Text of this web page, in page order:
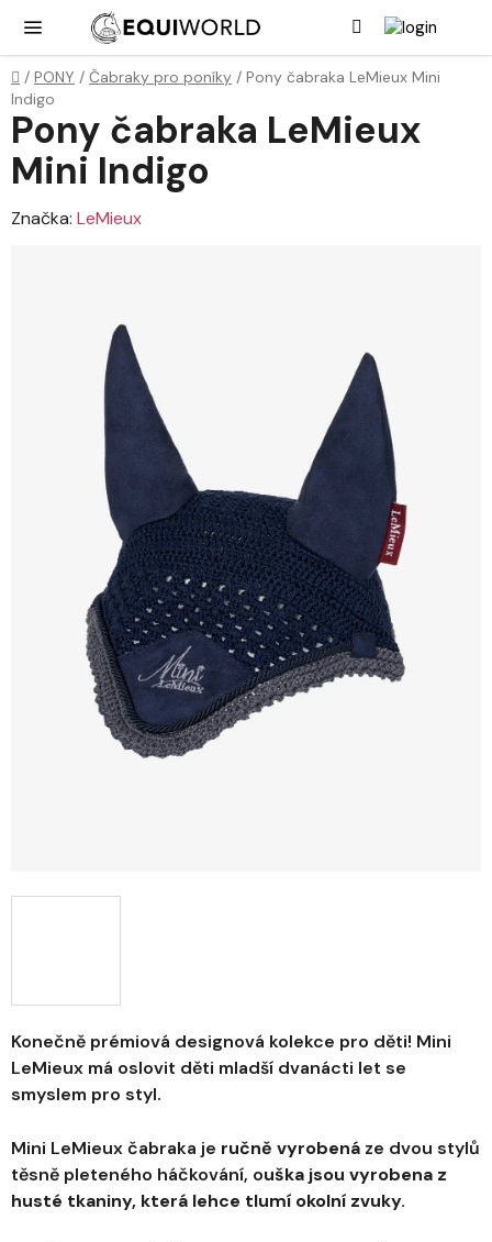
obsah
Domů
/ PONY / Čabraky pro poníky / Pony čabraka LeMieux Mini
Indigo
Konečně prémiová designová kolekce pro děti! Mini
LeMieux má oslovit děti mladší dvanácti let se
smyslem pro styl.
Mini LeMieux čabraka je ručně vyrobená ze dvou stylů
těsně pleteného háčkování, ouška jsou vyrobena z
husté tkaniny, která lehce tlumí okolní zvuky.
Pony čabraka LeMieux
Mini Indigo
Značka: LeMieux